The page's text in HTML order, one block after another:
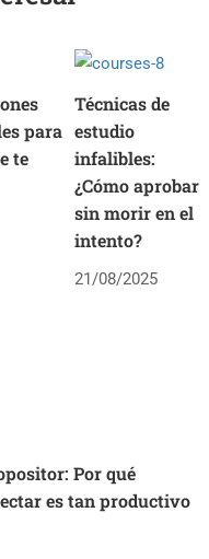
para
te
Técnicas de
estudio
infalibles:
¿Cómo aprobar
sin morir en el
intento?
21/08/2025
Por qué
es tan productivo